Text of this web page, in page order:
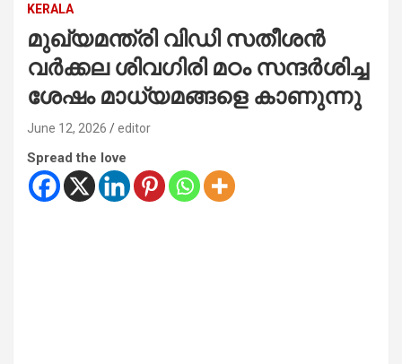
KERALA
മുഖ്യമന്ത്രി വിഡി സതീശൻ
വർക്കല ശിവഗിരി മഠം സന്ദർശിച്ച
ശേഷം മാധ്യമങ്ങളെ കാണുന്നു
June 12, 2026 editor
Spread the love